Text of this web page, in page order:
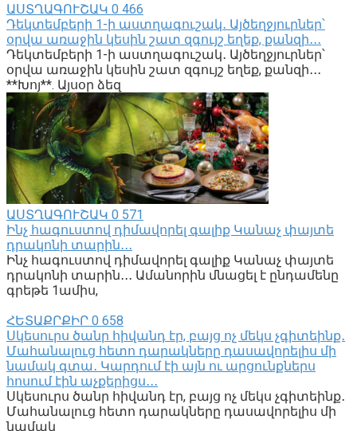
ԱՍՏՂԱԳՈՒՇԱԿ 0 466
Դեկտեմբերի 1-ի աստղագուշակ․ Այծեղջյուրներ՝
օրվա առաջին կեսին շատ զգույշ եղեք, քանզի․․․
Դեկտեմբերի 1-ի աստղագուշակ․ Այծեղջյուրներ՝
օրվա առաջին կեսին շատ զգույշ եղեք, քանզի․․․
**Խոյ**. Այսօր ձեզ
ԱՍՏՂԱԳՈՒՇԱԿ 0 571
Ինչ հագուստով դիմավորել գալիք Կանաչ փայտե
դրակոնի տարին․․․
Ինչ հագուստով դիմավորել գալիք Կանաչ փայտե
դրակոնի տարին․․․ Ամանորին մնացել է ընդամենը
գրեթե 1ամիս,
ՀԵՏԱՔՐՔԻՐ 0 658
Սկեսուրս ծանր հիվանդ էր, բայց ոչ մեկս չգիտեինք․
Մահանալուց հետո դարակները դասավորելիս մի
նամակ գտա․ Կարդում էի այն ու արցունքներս
հոսում էին աչքերիցս․․․
Սկեսուրս ծանր հիվանդ էր, բայց ոչ մեկս չգիտեինք․
Մահանալուց հետո դարակները դասավորելիս մի
նամակ